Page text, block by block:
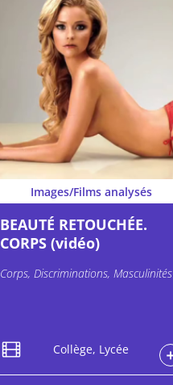
Images/Films analysés
BEAUTÉ RETOUCHÉE.
CORPS (vidéo)
Corps, Discriminations, Masculinités
Collège, Lycée